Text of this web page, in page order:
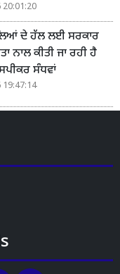
20:01:20
ਦੇ ਹੱਲ ਲਈ ਸਰਕਾਰ
ਨਾਲ ਕੀਤੀ ਜਾ ਰਹੀ ਹੈ
ਸੰਧਵਾਂ
19:47:14